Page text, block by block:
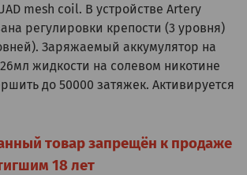
mesh coil. В устройстве Artery
регулировки крепости (3 уровня)
Заряжаемый аккумулятор на
жидкости на солевом никотине
до 50000 затяжек. Активируется
товар запрещён к продаже
18 лет